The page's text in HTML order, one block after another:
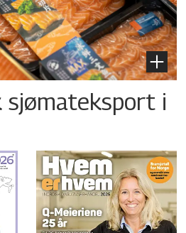
sjømateksport i